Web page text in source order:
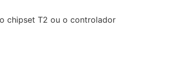
chipset T2 ou o controlador